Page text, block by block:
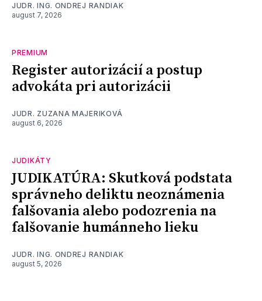
JUDR. ING. ONDREJ RANDIAK
august 7, 2026
PREMIUM
Register autorizácií a postup
advokáta pri autorizácii
JUDR. ZUZANA MAJERIKOVÁ
august 6, 2026
JUDIKÁTY
JUDIKATÚRA: Skutková podstata
správneho deliktu neoznámenia
falšovania alebo podozrenia na
falšovanie humánneho lieku
JUDR. ING. ONDREJ RANDIAK
august 5, 2026